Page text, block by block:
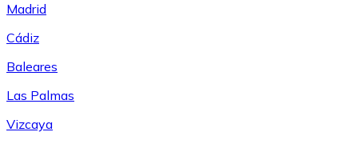
Madrid
Cádiz
Baleares
Las Palmas
Vizcaya